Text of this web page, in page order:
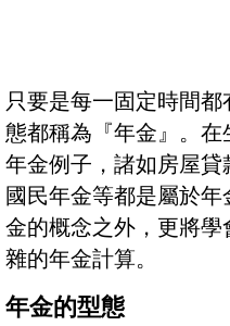
只要是每一固定時間
態都稱為『年金』。
年金例子，諸如房屋貸
國民年金等都是屬於
金的概念之外，更將
雜的年金計算。
年金的型態